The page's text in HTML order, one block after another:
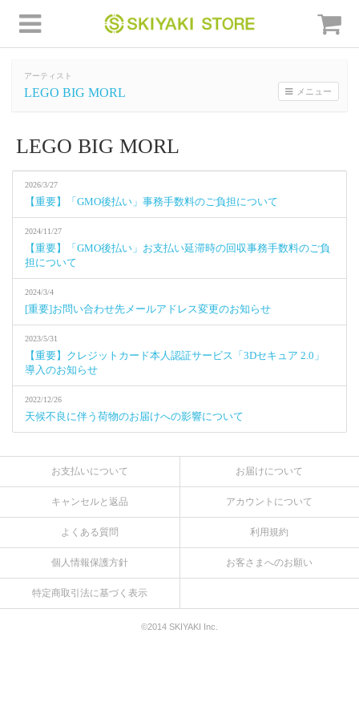
アーティスト
LEGO BIG MORL メニュー
LEGO BIG MORL
2026/3/27
【重要】「GMO後払い」事務手数料のご負担について
2024/11/27
【重要】「GMO後払い」お支払い延滞時の回収事務手数料のご負
担について
2024/3/4
[重要]お問い合わせ先メールアドレス変更のお知らせ
2023/5/31
【重要】クレジットカード本人認証サービス「3Dセキュア 2.0」
導入のお知らせ
2022/12/26
天候不良に伴う荷物のお届けへの影響について
お支払いについて お届けについて
キャンセルと返品 アカウントについて
よくある質問 利用規約
個人情報保護方針 お客さまへのお願い
特定商取引法に基づく表示
©2014 SKIYAKI Inc.